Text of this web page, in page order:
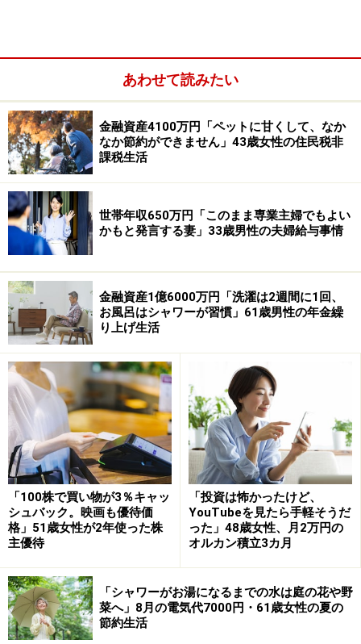
2026年の夏ボーナスについては額面で「70万円」と予
想。金額は例年と比べて「あまり変わらなさそう」との
ことです。
その理由として「昇進なし。人員確保が難航していて一
人にかかる負担が増していて業績が上がらない」とハリ
ネズミさん。
ちなみにここ2年の夏ボーナスも額面で「70万円」と変
わらず、横ばいの状態が続いているようです。
「ボーナスを上げて人員確保ができなくな
るなら、社員が我慢するしかない」
それでも、今の仕事内容にボーナス額が見合っているか
との問いには「見合っている」とハリネズミさん。
「この仕事の成果からすればぜいたくは言えない。ボー
ナスを上げて設備投資や業務改善の取り組みが後退して
人の確保ができなくなるなら、今いる社員がある程度は
今回のボーナスは「家電・家具の買い換えに充てる予
定」とのこと。「今使っている家電がどれもガタが来て
いるので買い換えると結構お金がかかる。余った分は貯
あわせて読みたい
金融資産4100万円「ペットに甘くして、なか
なか節約ができません」43歳女性の住民税非
課税生活
世帯年収650万円「このまま専業主婦でもよい
かもと発言する妻」33歳男性の夫婦給与事情
金融資産1億6000万円「洗濯は2週間に1回、
お風呂はシャワーが習慣」61歳男性の年金繰
り上げ生活
「100株で買い物が3％キャッ
シュバック。映画も優待価
格」51歳女性が2年使った株
主優待
「投資は怖かったけど、
YouTubeを見たら手軽そうだ
った」48歳女性、月2万円の
オルカン積立3カ月
「シャワーがお湯になるまでの水は庭の花や野
菜へ」8月の電気代7000円・61歳女性の夏の
節約生活